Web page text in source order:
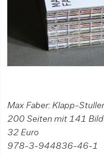
Max Faber: Klapp-
200 Seiten mit 141
32 Euro
978-3-944836-46-1